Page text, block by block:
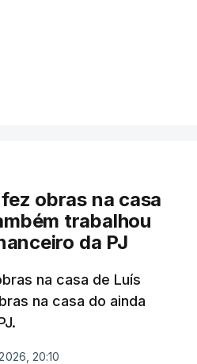
obras na casa
trabalhou
da PJ
na casa de Luís
na casa do ainda
20:10